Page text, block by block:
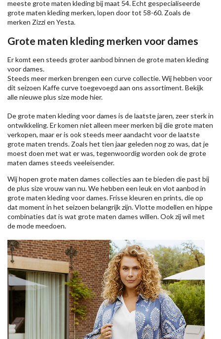
meeste grote maten kleding bij maat 54. Echt gespecialiseerde
grote maten kleding merken, lopen door tot 58-60. Zoals de
merken Zizzien Yesta.
Grote maten kleding merken voor dames
Er komt een steeds groter aanbod binnen de grote maten kleding
voor dames.
Steeds meer merken brengen een curve collectie. Wij hebben voor
dit seizoen Kaffecurve toegevoegd aan ons assortiment. Bekijk
alle nieuweplus size modehier.
De grote maten kleding voor dames is de laatste jaren, zeer sterk in
ontwikkeling. Er komen niet alleen meer merken bij die grote maten
verkopen, maar er is ook steeds meer aandacht voor de laatste
grote maten trends. Zoals het tien jaar geleden nog zo was, dat je
moest doen met wat er was, tegenwoordig worden ook de grote
maten dames steeds veeleisender.
Wij hopen grote maten dames collecties aan te bieden die past bij
de plus size vrouw van nu. We hebben een leuk en vlot aanbod in
grote maten kleding voor dames. Frisse kleuren en prints, die op
dat moment in het seizoen belangrijk zijn. Vlotte modellen en hippe
combinaties dat is wat grote maten dames willen. Ook zij wil met
de mode meedoen.